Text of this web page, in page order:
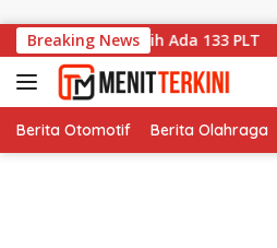
Breaking News
Masih Ada 133 PLT
Berita Otomotif Berita Olahraga